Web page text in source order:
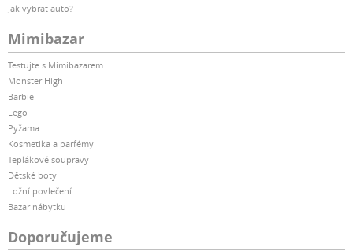
Jak vybrat auto?
Mimibazar
Testujte s Mimibazarem
Monster High
Barbie
Lego
Pyžama
Kosmetika a parfémy
Teplákové soupravy
Dětské boty
Ložní povlečení
Bazar nábytku
Doporučujeme